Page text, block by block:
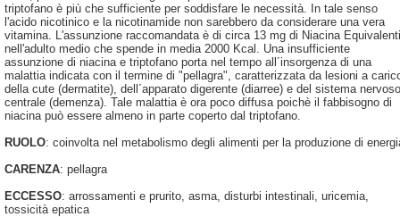
triptofano è più che sufficiente per soddisfare le necessità. In tale senso
l'acido nicotinico e la nicotinamide non sarebbero da considerare una vera
vitamina. L'assunzione raccomandata è di circa 13 mg di Niacina Equivalenti
nell'adulto medio che spende in media 2000 Kcal. Una insufficiente
assunzione di niacina e triptofano porta nel tempo all´insorgenza di una
malattia indicata con il termine di "pellagra", caratterizzata da lesioni a
della cute (dermatite), dell´apparato digerente (diarree) e del sistema nervoso
centrale (demenza). Tale malattia è ora poco diffusa poichè il fabbisogno di
niacina può essere almeno in parte coperto dal triptofano.
RUOLO: coinvolta nel metabolismo degli alimenti per la produzione di
CARENZA: pellagra
ECCESSO: arrossamenti e prurito, asma, disturbi intestinali, uricemia,
tossicità epatica